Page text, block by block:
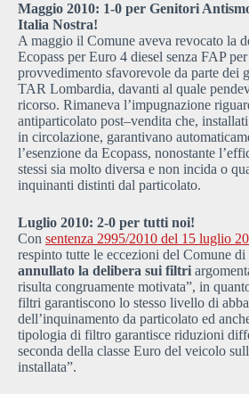
Maggio 2010: 1-0 per Genitori
Italia Nostra!
A maggio il Comune aveva revocato la
Ecopass per Euro 4 diesel senza FAP
provvedimento sfavorevole da parte dei
TAR Lombardia, davanti al quale
ricorso. Rimaneva l’impugnazione
antiparticolato post–vendita che,
in circolazione, garantivano
l’esenzione da Ecopass, nonostante
stessi sia molto diversa e non incida o
inquinanti distinti dal particolato.
Luglio 2010: 2-0 per tutti noi!
Con sentenza 2995/2010 del 15 luglio
respinto tutte le eccezioni del Comune
annullato la delibera sui filtri
risulta congruamente motivata”, in
filtri garantiscono lo stesso livello di
dell’inquinamento da particolato ed
tipologia di filtro garantisce riduzioni
seconda della classe Euro del veicolo
installata”.